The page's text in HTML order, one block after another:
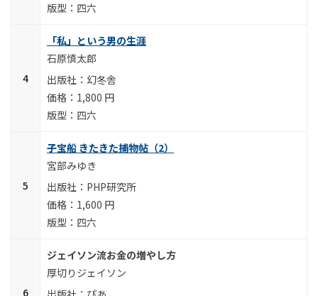
四六
「私」という男の生涯
石原慎太郎
幻冬舎
1,800 円
四六
子宝船 きたきた捕物帖（2）
宮部みゆき
PHP研究所
1,600 円
四六
ジェイソン流お金の増やし方
厚切りジェイソン